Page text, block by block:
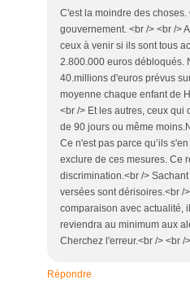
C'est la moindre des
gouvernement. <br /> <br />
ceux à venir si ils sont tous
2.800.000 euros débloqués.
40.millions d'euros prévus
moyenne chaque enfant de
<br /> Et les autres, ceux qui
de 90 jours ou même
Ce n'est pas parce qu’ils
exclure de ces mesures. Ce
discrimination.<br />
versées sont dérisoires.<br /
comparaison avec actualité,
reviendra au minimum aux
Cherchez l'erreur.<br /> <br /
Répondre